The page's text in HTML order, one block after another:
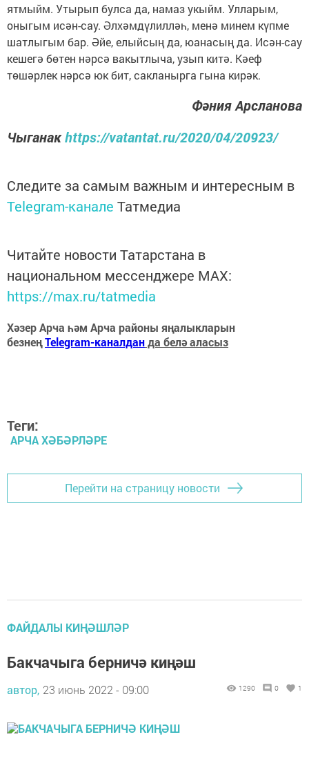
ятмыйм. Утырып булса да, намаз укыйм. Улларым,
оныгым исән-сау. Әлхәмдүлилләһ, менә минем күпме
шатлыгым бар. Әйе, елыйсың да, юанасың да. Исән-сау
кешегә бөтен нәрсә вакытлыча, узып китә. Кәеф
төшәрлек нәрсә юк бит, сакланырга гына кирәк.
Фәния Арсланова
Чыганакhttps://vatantat.ru/2020/04/20923/
Следите за самым важным и интересным в
Telegram-канале Татмедиа
Читайте новости Татарстана в
национальном мессенджере MАХ:
https://max.ru/tatmedia
Хәзер Арча һәм Арча районы яңалыкларын
безнеңTelegram-каналданда белә аласыз
Теги:
АРЧА ХӘБӘРЛӘРЕ
Перейти на страницу новости
ФАЙДАЛЫ КИҢӘШЛӘР
Бакчачыга берничә киңәш
автор, 23 июнь 2022 - 09:00 1290 0 1